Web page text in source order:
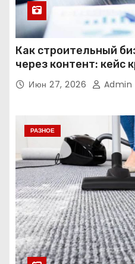
Как строительный
через контент: кейс
Июн 27, 2026 Admin
РАЗНОЕ